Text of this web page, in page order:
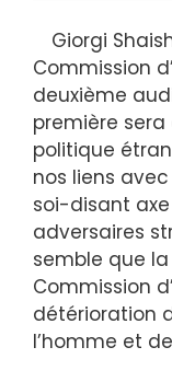
Giorgi
Commission
deuxième
première
politique
nos liens avec
soi-disant
adversaires
semble que
Commission
détérioration
l’homme et